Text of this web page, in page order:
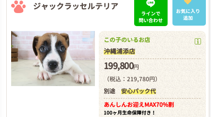
ジャックラッセルテリア
ラインで
問い合わせ
お気に入り
追加
この子のいるお店
沖縄浦添店
199,800円
（税込：219,780円）
別途 安心パック代
あんしんお迎えMAX70%割
100ヶ月生命保障付き！